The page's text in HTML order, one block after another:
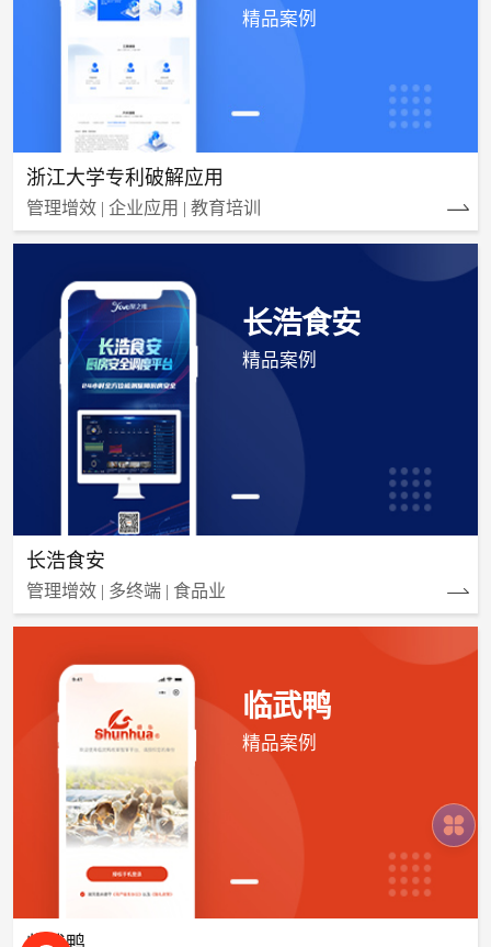
精品案例
浙江大学专利破解应用
管理增效 | 企业应用 | 教育培训
长浩食安
精品案例
长浩食安
管理增效 | 多终端 | 食品业
临武鸭
精品案例